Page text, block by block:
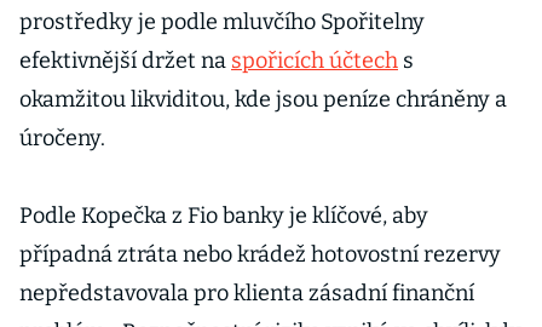
prostředky je podle mluvčího Spořitelny
efektivnější držet na spořicích účtech s
okamžitou likviditou, kde jsou peníze chráněny a
úročeny.
Podle Kopečka z Fio banky je klíčové, aby
případná ztráta nebo krádež hotovostní rezervy
nepředstavovala pro klienta zásadní finanční